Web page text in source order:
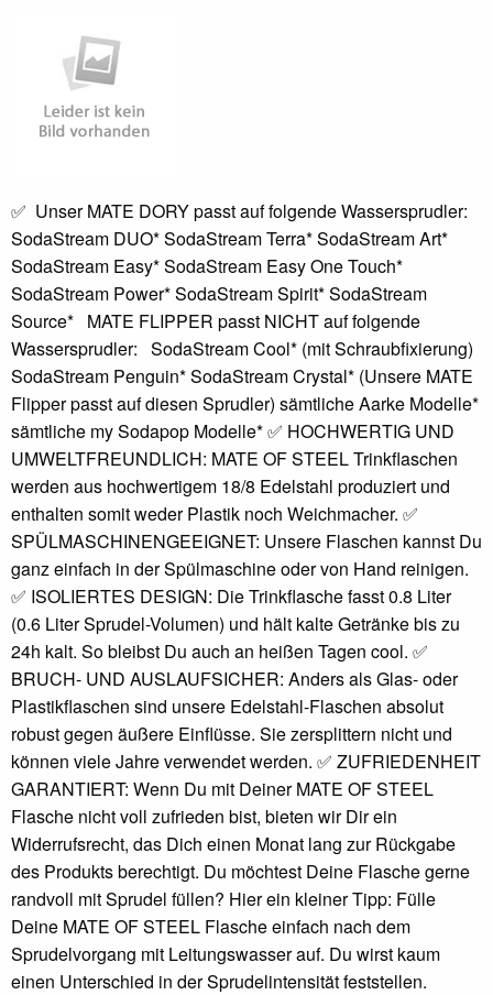
✅ Unser MATE DORY passt auf folgende Wassersprudler:
SodaStream DUO* SodaStream Terra* SodaStream Art*
SodaStream Easy* SodaStream Easy One Touch*
SodaStream Power* SodaStream Spirit* SodaStream
Source* MATE FLIPPER passt NICHT auf folgende
Wassersprudler: SodaStream Cool* (mit Schraubfixierung)
SodaStream Penguin* SodaStream Crystal* (Unsere MATE
Flipper passt auf diesen Sprudler) sämtliche Aarke Modelle*
sämtliche my Sodapop Modelle* ✅ HOCHWERTIG UND
UMWELTFREUNDLICH: MATE OF STEEL Trinkflaschen
werden aus hochwertigem 18/8 Edelstahl produziert und
enthalten somit weder Plastik noch Weichmacher. ✅
SPÜLMASCHINENGEEIGNET: Unsere Flaschen kannst Du
ganz einfach in der Spülmaschine oder von Hand reinigen.
✅ ISOLIERTES DESIGN: Die Trinkflasche fasst 0.8 Liter
(0.6 Liter Sprudel-Volumen) und hält kalte Getränke bis zu
24h kalt. So bleibst Du auch an heißen Tagen cool. ✅
BRUCH- UND AUSLAUFSICHER: Anders als Glas- oder
Plastikflaschen sind unsere Edelstahl-Flaschen absolut
robust gegen äußere Einflüsse. Sie zersplittern nicht und
können viele Jahre verwendet werden. ✅ ZUFRIEDENHEIT
GARANTIERT: Wenn Du mit Deiner MATE OF STEEL
Flasche nicht voll zufrieden bist, bieten wir Dir ein
Widerrufsrecht, das Dich einen Monat lang zur Rückgabe
des Produkts berechtigt. Du möchtest Deine Flasche gerne
randvoll mit Sprudel füllen? Hier ein kleiner Tipp: Fülle
Deine MATE OF STEEL Flasche einfach nach dem
Sprudelvorgang mit Leitungswasser auf. Du wirst kaum
einen Unterschied in der Sprudelintensität feststellen.